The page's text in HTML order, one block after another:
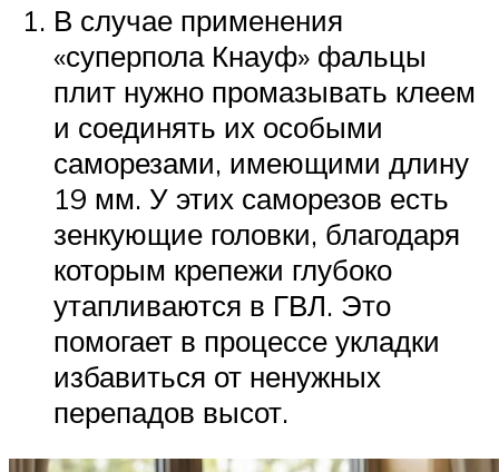
В случае применения
«суперпола Кнауф» фальцы
плит нужно промазывать клеем
и соединять их особыми
саморезами, имеющими длину
19 мм. У этих саморезов есть
зенкующие головки, благодаря
которым крепежи глубоко
утапливаются в ГВЛ. Это
помогает в процессе укладки
избавиться от ненужных
перепадов высот.